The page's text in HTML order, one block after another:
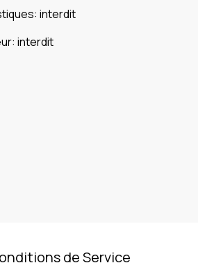
: interdit
: interdit
de Service